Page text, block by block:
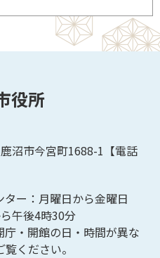
役所
沼市今宮町1688-1【電話
ー：月曜日から金曜日
午後4時30分
・開館の日・時間が異な
覧ください。